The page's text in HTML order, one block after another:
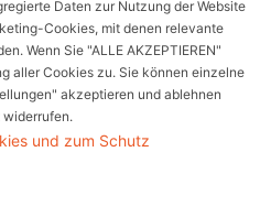
Daten zur Nutzung der Website
Cookies, mit denen relevante
Wenn Sie "ALLE AKZEPTIEREN"
aller Cookies zu. Sie können einzelne
akzeptieren und ablehnen
widerrufen.
und zum Schutz